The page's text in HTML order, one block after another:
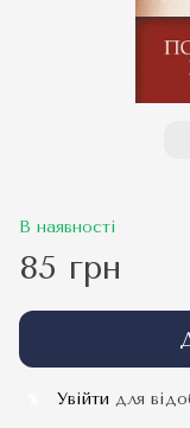
В наявності
85 грн
Увійти для